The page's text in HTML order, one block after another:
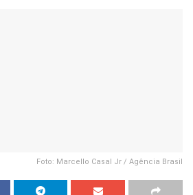
Foto: Marcello Casal Jr / Agência Brasil